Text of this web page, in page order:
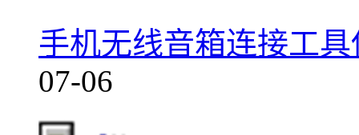
手机无线音箱连接工
07-06